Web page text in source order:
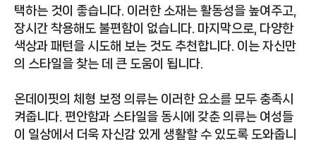
택하는 것이 좋습니다. 이러한 소재는 활동성을 높여주고,
장시간 착용해도 불편함이 없습니다. 마지막으로, 다양한
색상과 패턴을 시도해 보는 것도 추천합니다. 이는 자신만
의 스타일을 찾는 데 큰 도움이 됩니다.
온데이핏의 체형 보정 의류는 이러한 요소를 모두 충족시
켜줍니다. 편안함과 스타일을 동시에 갖춘 의류는 여성들
이 일상에서 더욱 자신감 있게 생활할 수 있도록 도와줍니